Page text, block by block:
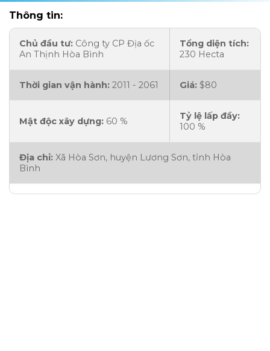
Thông tin:
Chủ đầu tư: Công ty CP Địa ốc
An Thịnh Hòa Bình
Tổng diện tích:
230 Hecta
Thời gian vận hành: 2011 - 2061 Giá: $80
Mật độc xây dựng: 60 %
Tỷ lệ lấp đầy:
100 %
Địa chỉ: Xã Hòa Sơn, huyện Lương Sơn, tỉnh Hòa
Bình